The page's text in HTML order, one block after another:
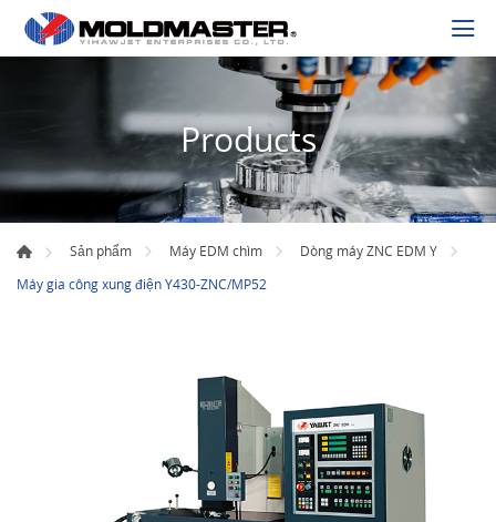
Products
Sản phẩm Máy EDM chìm
Dòng máy ZNC EDM Y
Máy gia công xung điện Y430-ZNC/MP52